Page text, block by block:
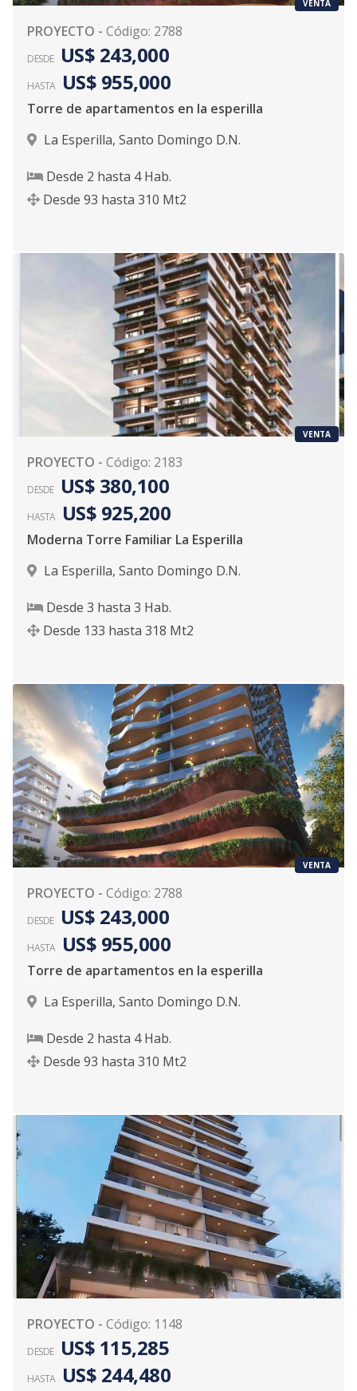
VENTA
PROYECTO - Código: 2788
DESDE US$ 243,000
HASTA US$ 955,000
Torre de apartamentos en la esperilla
La Esperilla, Santo Domingo D.N.
Desde 2 hasta 4Hab.
Desde 93 hasta 310 Mt2
VENTA
PROYECTO - Código: 2183
DESDE US$ 380,100
HASTA US$ 925,200
Moderna Torre Familiar La Esperilla
La Esperilla, Santo Domingo D.N.
Desde 3 hasta 3 Hab.
Desde 133 hasta 318 Mt2
VENTA
PROYECTO - Código: 2788
DESDE US$ 243,000
HASTA US$ 955,000
Torre de apartamentos en la esperilla
La Esperilla, Santo Domingo D.N.
Desde 2 hasta 4Hab.
Desde 93 hasta 310 Mt2
PROYECTO - Código: 1148
DESDE US$ 115,285
HASTA US$ 244,480